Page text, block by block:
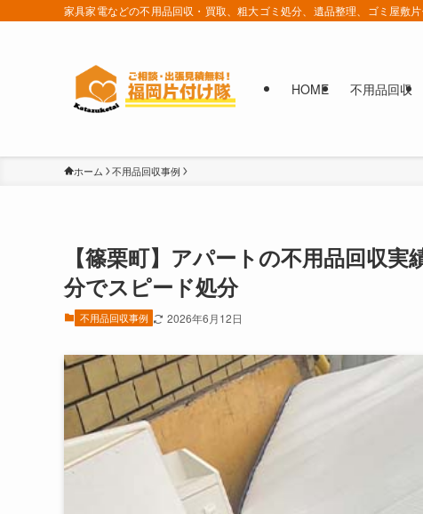
家具家電などの不用品回収・買取、粗大ゴミ処分、遺品整理、ゴミ屋敷
HOME 不用品回収
ホーム 不用品回収事例
【篠栗町】アパートの不用品回収
分でスピード処分
不用品回収事例 2026年6月12日